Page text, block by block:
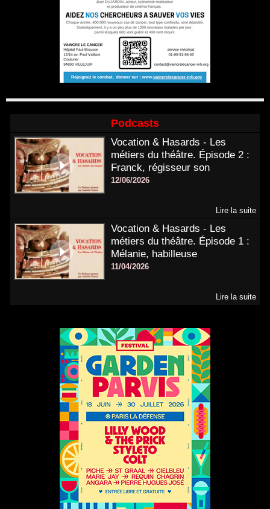
Podcasts
Vocation & Hasards - Les
métiers du théâtre. Épisode 2 :
Franck, régisseur son
12/06/2026
Lire la suite
Vocation & Hasards - Les
métiers du théâtre. Épisode 1 :
Mélanie, habilleuse
11/04/2026
Lire la suite